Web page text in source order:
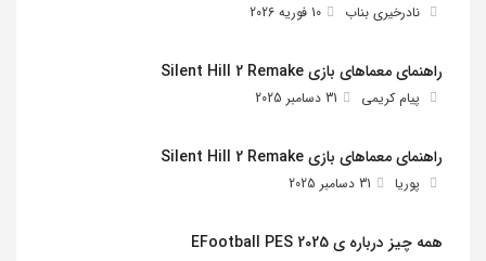
نادرخیری بناب 10 فوریه 2026
راهنمای معماهای بازی Silent Hill 2 Remake
پیام کریمی 31 دسامبر 2025
راهنمای معماهای بازی Silent Hill 2 Remake
پوریا 31 دسامبر 2025
همه چیز درباره ی EFootball PES 2025